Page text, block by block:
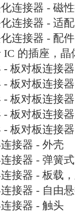
连接器 - 磁
连接器 - 适
连接器 - 配件
IC 的插座，晶
- 板对板连接
- 板对板连接
- 板对板连接
- 板对板连接
- 板对板连接
接器 - 外壳
接器 - 弹簧式
接器 - 板载
接器 - 自由
接器 - 触头